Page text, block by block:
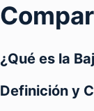
¿Qué es la
Definición y